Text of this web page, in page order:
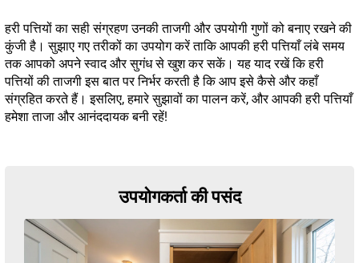
हरी पत्तियों का सही संग्रहण उनकी ताजगी और उपयोगी गुणों को बनाए रखने की
कुंजी है। सुझाए गए तरीकों का उपयोग करें ताकि आपकी हरी पत्तियाँ लंबे समय
तक आपको अपने स्वाद और सुगंध से खुश कर सकें। यह याद रखें कि हरी
पत्तियों की ताजगी इस बात पर निर्भर करती है कि आप इसे कैसे और कहाँ
संग्रहित करते हैं। इसलिए, हमारे सुझावों का पालन करें, और आपकी हरी पत्तियाँ
हमेशा ताजा और आनंददायक बनी रहें!
उपयोगकर्ता की पसंद